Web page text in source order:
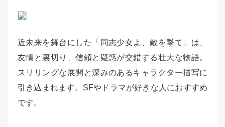
近未来を舞台にした「同志少女よ、敵を撃て」は、
友情と裏切り、信頼と疑惑が交錯する壮大な物語。
スリリングな展開と深みのあるキャラクター描写に
引き込まれます。SFやドラマが好きな人におすすめ
です。